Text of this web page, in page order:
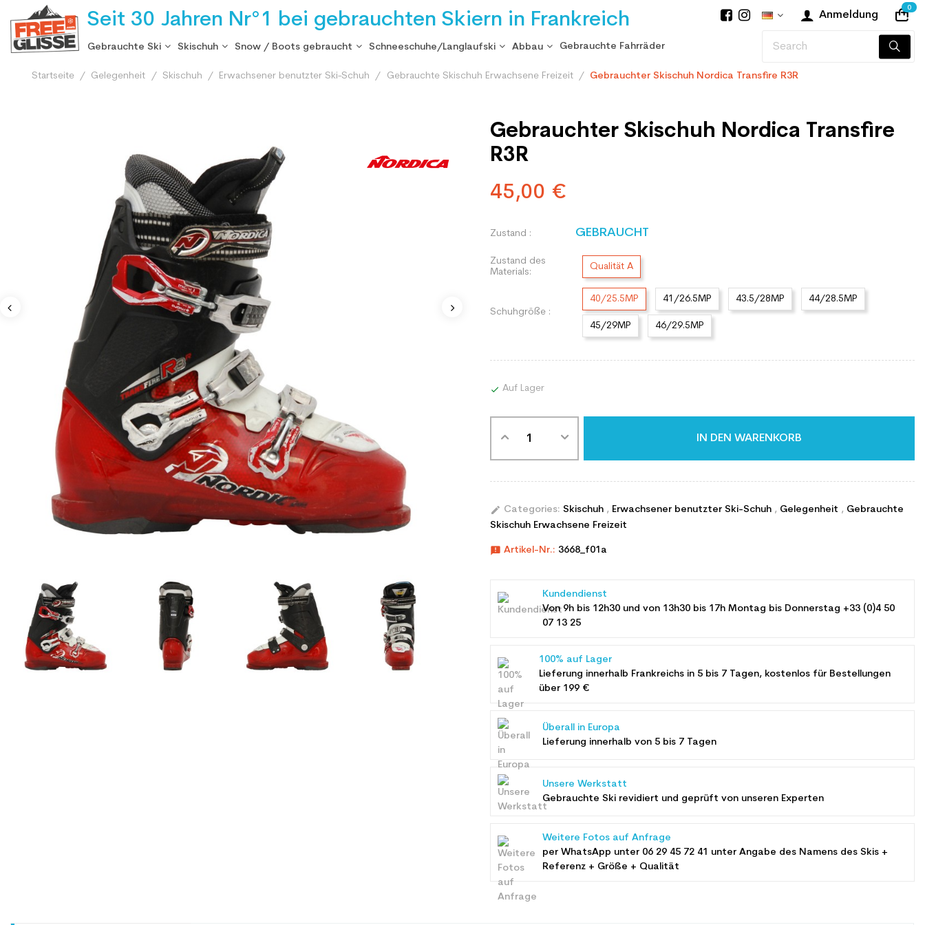
Seit 30 Jahren Nr°1 bei gebrauchten Skiern in Frankreich Anmeldung
0
Gebrauchte Ski Skischuh Snow / Boots gebraucht Schneeschuhe/Langlaufski Abbau Gebrauchte Fahrräder
Startseite Gelegenheit Skischuh Erwachsener benutzter Ski-Schuh Gebrauchte Skischuh Erwachsene Freizeit Gebrauchter Skischuh Nordica Transfire R3R
Gebrauchter Skischuh Nordica Transfire
R3R
45,00 €
Zustand : GEBRAUCHT
Zustand des
Materials:
Qualität A
Schuhgröße :
40/25.5MP 41/26.5MP 43.5/28MP 44/28.5MP
45/29MP 46/29.5MP
 Auf Lager
IN DEN WARENKORB
edit Categories: Skischuh , Erwachsener benutzter Ski-Schuh , Gelegenheit , Gebrauchte
Skischuh Erwachsene Freizeit
announcement Artikel-Nr.: 3668_f01a
Kundendienst
Von 9h bis 12h30 und von 13h30 bis 17h Montag bis Donnerstag +33 (0)4 50
07 13 25
100% auf Lager
Lieferung innerhalb Frankreichs in 5 bis 7 Tagen, kostenlos für Bestellungen
über 199 €
Überall in Europa
Lieferung innerhalb von 5 bis 7 Tagen
Unsere Werkstatt
Gebrauchte Ski revidiert und geprüft von unseren Experten
Weitere Fotos auf Anfrage
per WhatsApp unter 06 29 45 72 41 unter Angabe des Namens des Skis +
Referenz + Größe + Qualität